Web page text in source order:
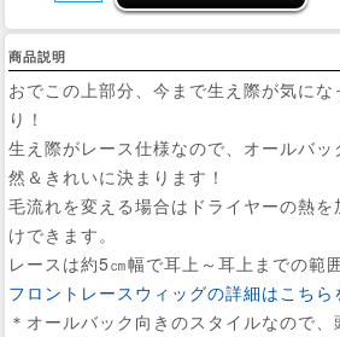
商品説明
おでこの上部分、今まで生え際が気にな
り！
生え際がレース仕様なので、オールバッ
然＆きれいに決まります！
毛流れを変える場合はドライヤーの熱
けできます。
レースは約5㎝幅で耳上～耳上までの範
フロントレースウィッグの詳細はこちら
＊オールバック向きのスタイルなので